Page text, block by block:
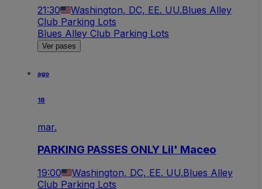
21:30 Washington, DC, EE. UU.Blues Alley
Club Parking Lots
Blues Alley Club Parking Lots
Ver pases
ago
18
mar.
PARKING PASSES ONLY Lil' Maceo
19:00 Washington, DC, EE. UU.Blues Alley
Club Parking Lots